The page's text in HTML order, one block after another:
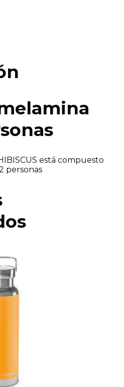
está compuesto
personas